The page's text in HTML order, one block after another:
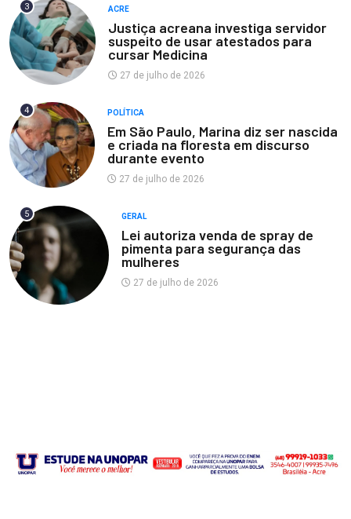
3 ACRE
Justiça acreana investiga servidor
suspeito de usar atestados para
cursar Medicina
27 de julho de 2026
4 POLÍTICA
Em São Paulo, Marina diz ser nascida
e criada na floresta em discurso
durante evento
27 de julho de 2026
5 GERAL
Lei autoriza venda de spray de
pimenta para segurança das
mulheres
27 de julho de 2026